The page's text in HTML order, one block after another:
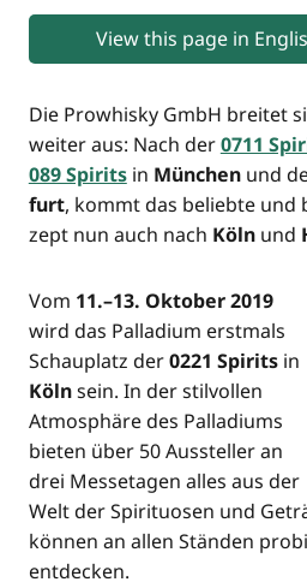
View this page in
Die Prowhis­ky GmbH brei­tet
wei­ter aus: Nach der0711
089 Spi­ritsin Mün­chenund
furt, kommt das belieb­te
zept nun auch nach Kölnund
Vom 11.–13. Okto­ber 2019
wird das Pal­la­di­um erst­mals
Schau­platz der0221 Spi­ritsin
Kölnsein. In der stil­vol­len
Atmo­sphä­re des Pal­la­di­ums
bie­ten über 50 Aus­stel­ler an
drei Mes­se­ta­gen alles aus der
Welt der Spi­ri­tuo­sen und
kön­nen an allen Stän­den
entdecken.